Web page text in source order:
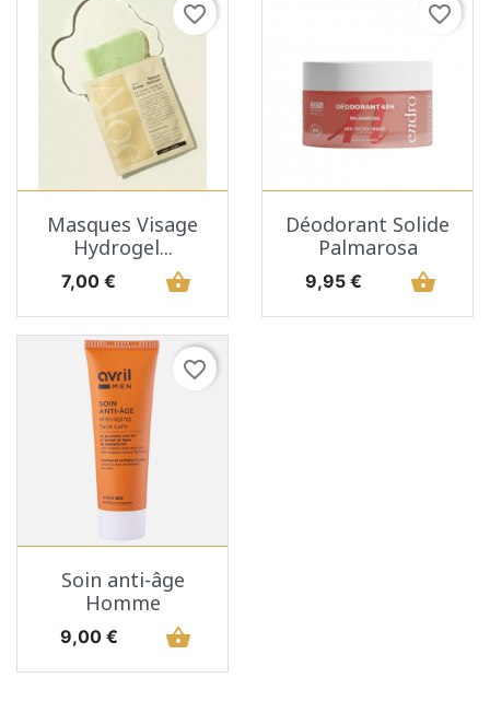
favorite_border
Masques Visage
Hydrogel...
Prix
7,00 € shopping_basket
favorite_border
Déodorant Solide
Palmarosa
Prix
9,95 € shopping_basket
favorite_border
Soin anti-âge
Homme
Prix
9,00 € shopping_basket